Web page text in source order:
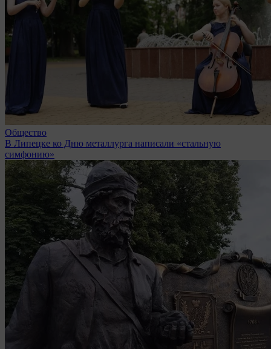
Общество
В Липецке ко Дню металлурга написали «стальную
симфонию»